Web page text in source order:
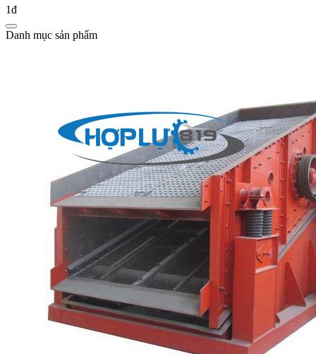
1đ
Danh mục sản phẩm